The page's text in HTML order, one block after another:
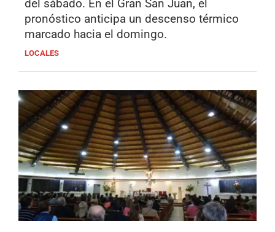
del sábado. En el Gran San Juan, el
pronóstico anticipa un descenso térmico
marcado hacia el domingo.
LOCALES